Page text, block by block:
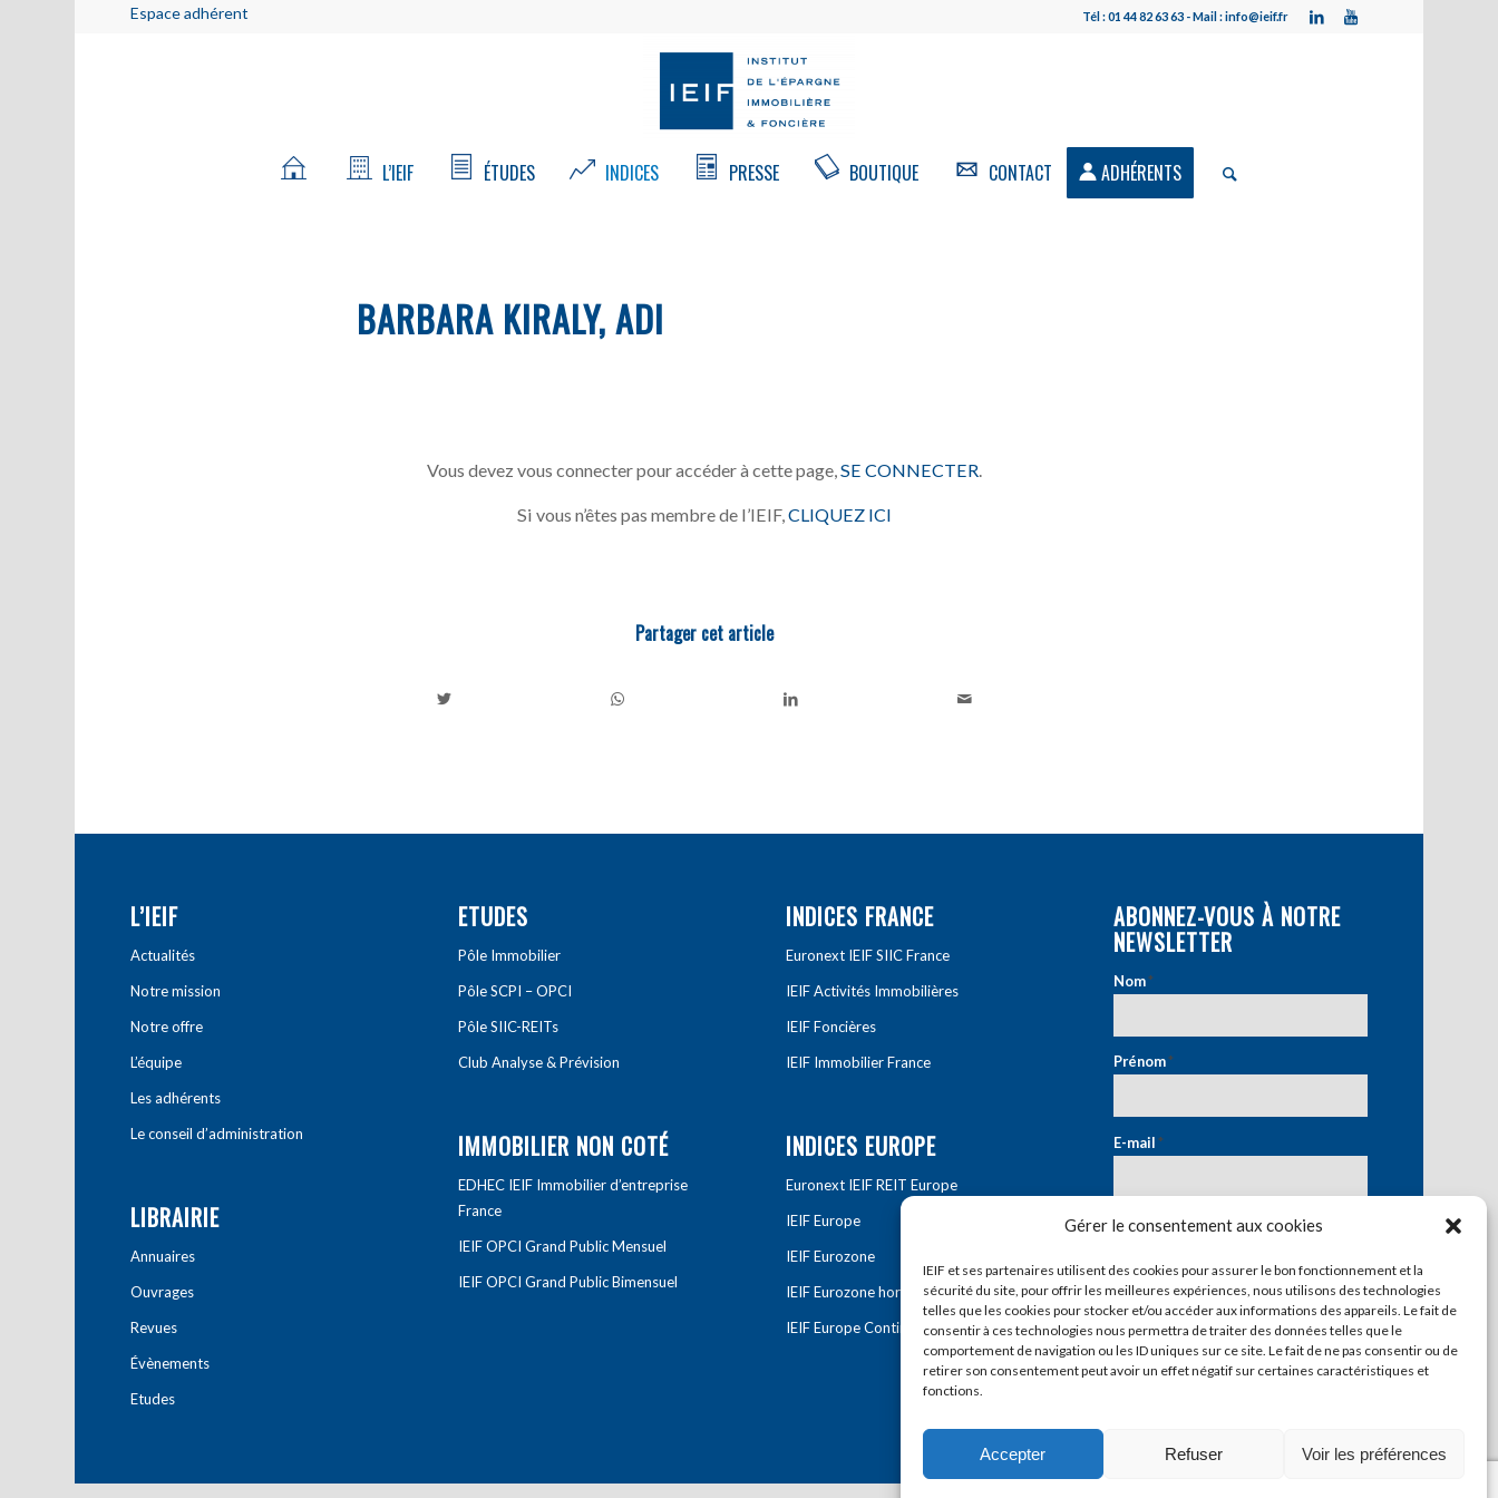
Gérer le consentement aux cookies
IEIF et ses partenaires utilisent des cookies pour assurer le bon fonctionnement et la
sécurité du site, pour offrir les meilleures expériences, nous utilisons des technologies
telles que les cookies pour stocker et/ou accéder aux informations des appareils. Le fait de
consentir à ces technologies nous permettra de traiter des données telles que le
comportement de navigation ou les ID uniques sur ce site. Le fait de ne pas consentir ou de
retirer son consentement peut avoir un effet négatif sur certaines caractéristiques et
fonctions.
Accepter Refuser Voir les préférences
Espace adhérent Tél : 01 44 82 63 63 - Mail : info@ieif.fr
L’IEIF ÉTUDES INDICES PRESSE BOUTIQUE CONTACT ADHÉRENTS
BARBARA KIRALY, ADI
Vous devez vous connecter pour accéder à cette page, SE CONNECTER
Si vous n’êtes pas membre de l’IEIF,CLIQUEZ ICI
Partager cet article
L’IEIF
Actualités
Notre mission
Notre offre
L’équipe
Les adhérents
Le conseil d’administration
LIBRAIRIE
Annuaires
Ouvrages
Revues
Évènements
Etudes
ETUDES
Pôle Immobilier
Pôle SCPI – OPCI
Pôle SIIC-REITs
Club Analyse & Prévision
IMMOBILIER NON COTÉ
EDHEC IEIF Immobilier d’entreprise
France
IEIF OPCI Grand Public Mensuel
IEIF OPCI Grand Public Bimensuel
INDICES FRANCE
Euronext IEIF SIIC France
IEIF Activités Immobilières
IEIF Foncières
IEIF Immobilier France
INDICES EUROPE
Euronext IEIF REIT Europe
IEIF Europe
IEIF Eurozone
IEIF Eurozone hors France
IEIF Europe Continentale
ABONNEZ-VOUS À NOTRE
NEWSLETTER
Nom*
Prénom*
E-mail*